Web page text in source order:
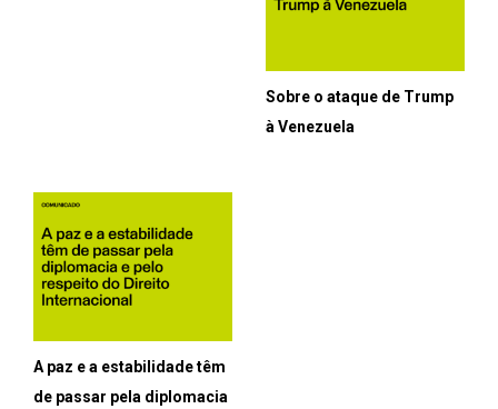
Sobre o ataque de Trump
à Venezuela
A paz e a estabilidade têm
de passar pela diplomacia